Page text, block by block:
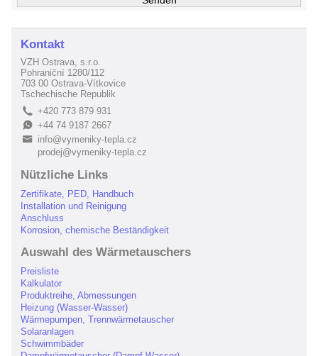
Kontakt
VZH Ostrava, s.r.o.
Pohraniční 1280/112
703 00 Ostrava-Vítkovice
Tschechische Republik
L +420 773 879 931
E+44 74 9187 2667
B
info@vymeniky-tepla.cz
prodej@vymeniky-tepla.cz
Nützliche Links
Zertifikate, PED, Handbuch
Installation und Reinigung
Anschluss
Korrosion, chemische Beständigkeit
Auswahl des Wärmetauschers
Preisliste
Kalkulator
Produktreihe, Abmessungen
Heizung (Wasser-Wasser)
Wärmepumpen, Trennwärmetauscher
Solaranlagen
Schwimmbäder